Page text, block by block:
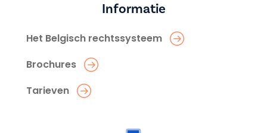
Informatie
Het Belgisch rechtssysteem
Brochures
Tarieven